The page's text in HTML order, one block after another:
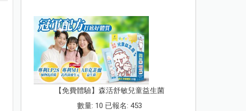
【免費體驗】森活舒敏兒童益生菌
數量: 10 已報名: 453